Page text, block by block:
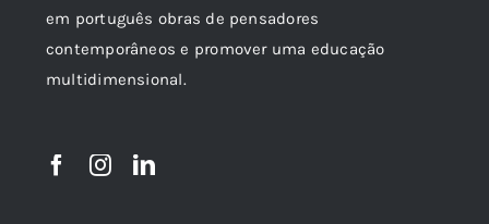
em português obras de pensadores
contemporâneos e promover uma educação
multidimensional.